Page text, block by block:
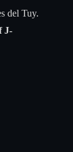
del Tuy.
J-